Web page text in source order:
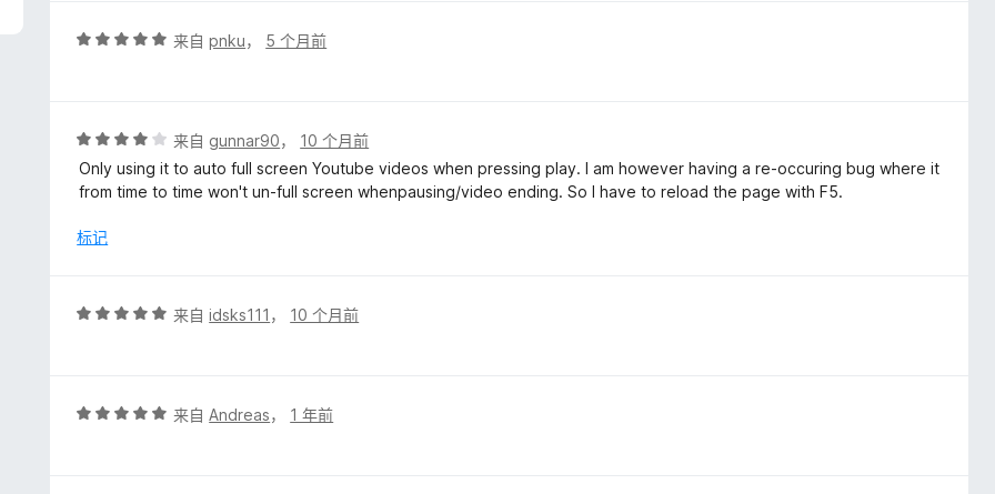
5
评
5
来自pnku， 5 个月前
评
分
4
5
来自 gunnar90， 10 个月前
Only using it to auto full screen Youtube videos when pressing play. I am however having a re-occuring bug where it
from time to time won't un-full screen whenpausing/video ending. So I have to reload the page with F5.
标记
评
5
来自idsks111 ， 10 个月前
评
来自Andreas， 1 年前